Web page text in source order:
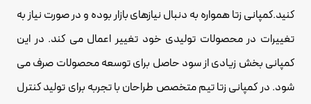
کنید.کمپانی زتا همواره به دنبال نیازهای بازار بوده و در صورت نیاز به
تغییرات در محصولات تولیدی خود تغییر اعمال می کند. در این
کمپانی بخش زیادی از سود حاصل برای توسعه محصولات صرف می
شود. در کمپانی زتا تیم متخصص طراحان با تجربه برای تولیدکنترل